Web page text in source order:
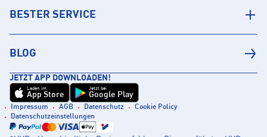
BESTER SERVICE
BLOG
JETZT APP DOWNLOADEN!
Laden im
App Store
Jetzt bei
Google Play
Impressum AGB Datenschutz
Cookie Policy
Datenschutzeinstellungen